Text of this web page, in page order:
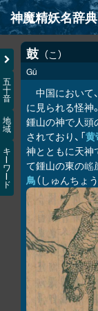
神魔精妖名辞典
NEWS
INFO
文献
検索
凖項目
画像資料便覧
LINK
五
十
音
地
域
キ
ワ
ド
鼓 こ
Gǔ
中国において
に見られる怪神
鍾山の神で人頭
されており、「黄
神とともに天神
て鍾山の東の𡺯
鳥（しゅんちょ